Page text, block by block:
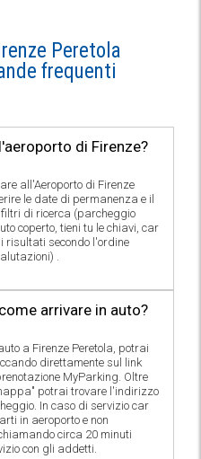
Peretola
frequenti
di Firenze?
all'Aeroporto di Firenze
le date di permanenza e il
di ricerca (parcheggio
coperto, tieni tu le chiavi, car
risultati secondo l'ordine
.
arrivare in auto?
a Firenze Peretola, potrai
direttamente sul link
MyParking. Oltre
potrai trovare l'indirizzo
In caso di servizio car
in aeroporto e non
circa 20 minuti
con gli addetti.